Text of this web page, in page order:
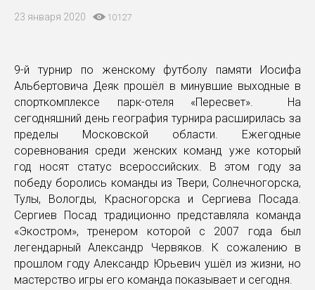
23 января 2020 10127
9-й турнир по женскому футболу памяти Иосифа
Альбертовича Деяк прошёл в минувшие выходные в
спорткомплексе парк-отеля «Пересвет». На
сегодняшний день география турнира расширилась за
пределы Московской области. Ежегодные
соревнования среди женских команд уже который
год носят статус всероссийских. В этом году за
победу боролись команды из Твери, Солнечногорска,
Тулы, Вологды, Красногорска и Сергиева Посада.
Сергиев Посад традиционно представляла команда
«Экостром», тренером которой с 2007 года был
легендарный Александр Червяков. К сожалению в
прошлом году Александр Юрьевич ушёл из жизни, но
мастерство игры его команда показывает и сегодня.